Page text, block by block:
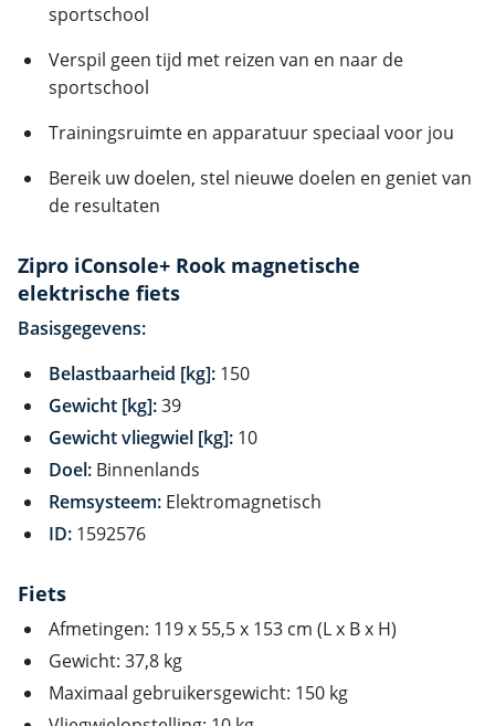
sportschool
Verspil geen tijd met reizen van en naar de
sportschool
Trainingsruimte en apparatuur speciaal voor jou
Bereik uw doelen, stel nieuwe doelen en geniet van
de resultaten
Zipro iConsole+ Rook magnetische
elektrische fiets
Basisgegevens:
Belastbaarheid [kg]: 150
Gewicht [kg]:39
Gewicht vliegwiel [kg]: 10
Doel: Binnenlands
Remsysteem: Elektromagnetisch
ID: 1592576
Fiets
Afmetingen: 119 x 55,5 x 153 cm (L x B x H)
Gewicht: 37,8 kg
Maximaal gebruikersgewicht: 150 kg